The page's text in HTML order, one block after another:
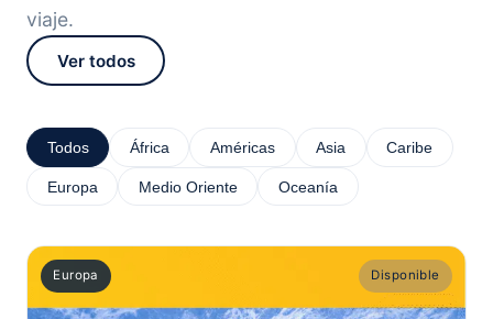
viaje.
Ver todos
Todos África Américas Asia Caribe
Europa Medio Oriente Oceanía
Europa Disponible